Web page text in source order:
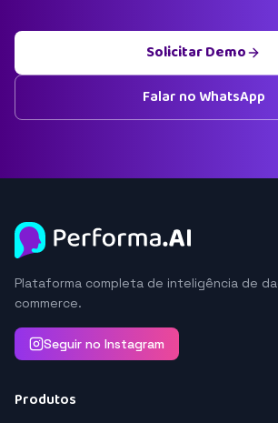
Solicitar Demo
Falar no WhatsApp
Plataforma completa de inteligência de
commerce.
Seguir no Instagram
Produtos